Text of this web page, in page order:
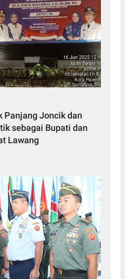
Panjang Joncik dan
sebagai Bupati dan
Lawang